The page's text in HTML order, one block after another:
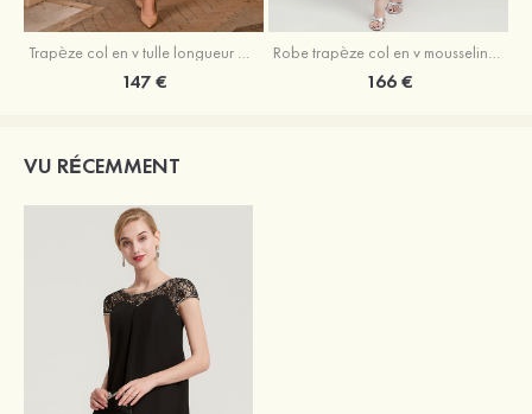
Trapèze col en v tulle longueur mollet robe de mère de la mariée avec appliqué paillettes ceinture
147 €
Robe trapèze col en v mousseline longueur mollet robe de mère de la mariée avec perle
166 €
VU RÉCEMMENT